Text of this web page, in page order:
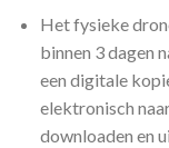
Het fysieke
binnen 3 dagen
een digitale
elektronisch
downloaden en